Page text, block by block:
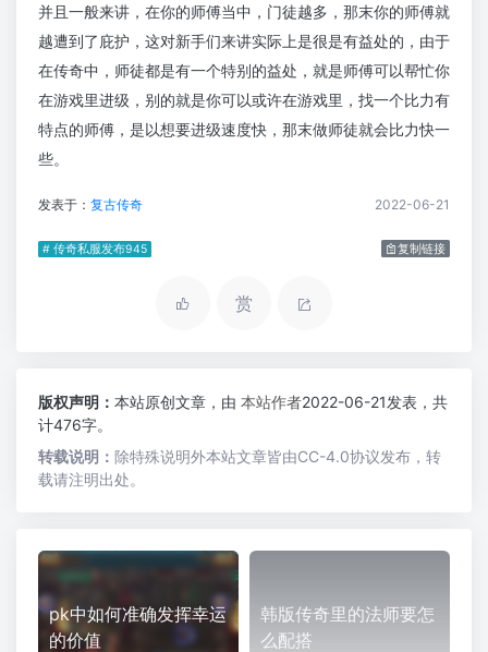
并且一般来讲，在你的师傅当中，门徒越多，那末你的师傅就
越遭到了庇护，这对新手们来讲实际上是很是有益处的，由于
在传奇中，师徒都是有一个特别的益处，就是师傅可以帮忙你
在游戏里进级，别的就是你可以或许在游戏里，找一个比力有
特点的师傅，是以想要进级速度快，那末做师徒就会比力快一
些。
发表于： 复古传奇 2022-06-21
# 传奇私服发布945 复制链接
赏
版权声明： 本站原创文章，由 本站作者2022-06-21发表，共
计476字。
转载说明： 除特殊说明外本站文章皆由CC-4.0协议发布，转
载请注明出处。
pk中如何准确发挥幸运
的价值
韩版传奇里的法师要怎
么配搭